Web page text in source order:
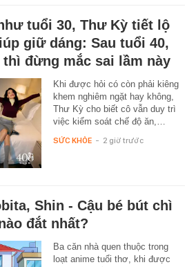
tuổi 30, Thư Kỳ tiết lộ
giữ dáng: Sau tuổi 40,
đừng mắc sai lầm này
Khi được hỏi có còn phải kiêng
khem nghiêm ngặt hay không,
Thư Kỳ cho biết cô vẫn duy trì
việc kiểm soát chế độ ăn,…
SỨC KHỎE - 2 giờ trước
Shin - Cậu bé bút chì
đắt nhất?
Ba căn nhà quen thuộc trong
loạt anime tuổi thơ, khi được